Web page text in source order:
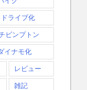
ライブ化
ビンプトン
イナモ化
レビュー
雑記